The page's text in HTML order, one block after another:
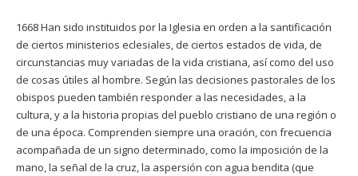
1668 Han sido instituidos por la Iglesia en orden a la santificación
de ciertos ministerios eclesiales, de ciertos estados de vida, de
circunstancias muy variadas de la vida cristiana, así como del uso
de cosas útiles al hombre. Según las decisiones pastorales de los
obispos pueden también responder a las necesidades, a la
cultura, y a la historia propias del pueblo cristiano de una región o
de una época. Comprenden siempre una oración, con frecuencia
acompañada de un signo determinado, como la imposición de la
mano, la señal de la cruz, la aspersión con agua bendita (que